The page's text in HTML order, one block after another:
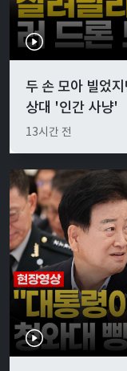
두 손 모아 빌었
상대 '인간 사냥'
13시간 전